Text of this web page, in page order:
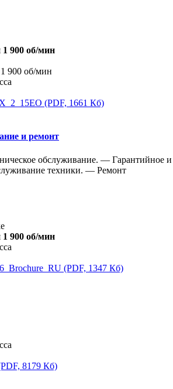
1 900 об/мин
900 об/мин
(PDF, 1661 Кб)
и ремонт
обслуживание. — Гарантийное и
техники. — Ремонт
1 900 об/мин
(PDF, 1347 Кб)
8179 Кб)